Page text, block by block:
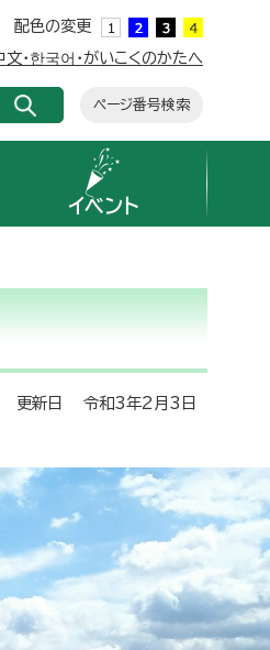
配色の変更
・한국어・がいこくのかたへ
ページ番号検索
イベント
更新日 令和3年2月3日